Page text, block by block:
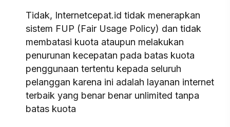
Tidak, Internetcepat.id tidak menerapkan
sistem FUP (Fair Usage Policy) dan tidak
membatasi kuota ataupun melakukan
penurunan kecepatan pada batas kuota
penggunaan tertentu kepada seluruh
pelanggan karena ini adalah layanan internet
terbaik yang benar benar unlimited tanpa
batas kuota